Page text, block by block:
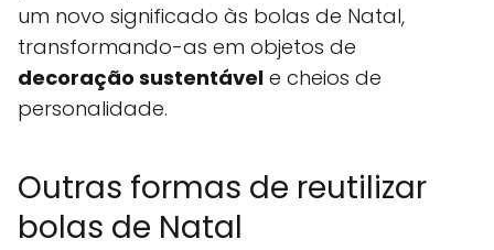
um novo significado às bolas de Natal,
transformando-as em objetos de
decoração sustentável e cheios de
personalidade.
Outras formas de reutilizar
bolas de Natal